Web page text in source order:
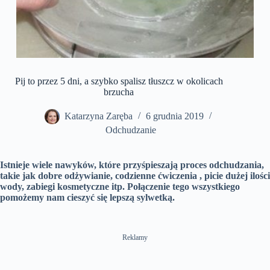
Pij to przez 5 dni, a szybko spalisz tłuszcz w okolicach
brzucha
Katarzyna Zaręba
6 grudnia 2019
Odchudzanie
Istnieje wiele nawyków, które przyśpieszają proces odchudzania,
takie jak dobre odżywianie, codzienne ćwiczenia , picie dużej ilości
wody, zabiegi kosmetyczne itp. Połączenie tego wszystkiego
pomożemy nam cieszyć się lepszą sylwetką.
Reklamy